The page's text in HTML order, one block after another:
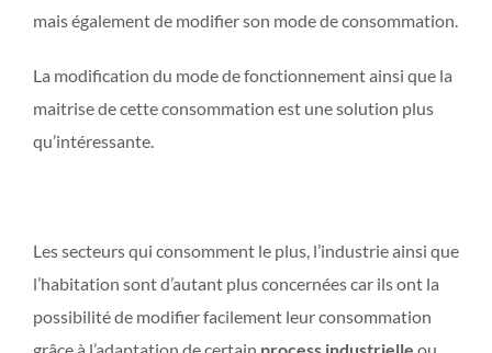
mais également de modifier son mode de consommation.
La modification du mode de fonctionnement ainsi que la
maitrise de cette consommation est une solution plus
qu’intéressante.
Les secteurs qui consomment le plus, l’industrie ainsi que
l’habitation sont d’autant plus concernées car ils ont la
possibilité de modifier facilement leur consommation